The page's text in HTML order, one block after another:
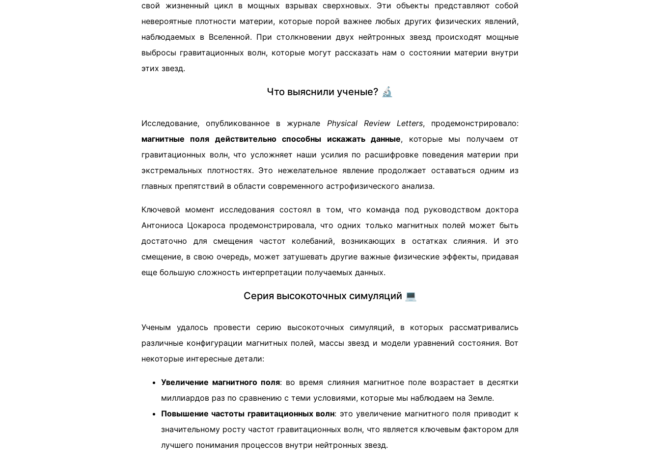
свой жизненный цикл в мощных взрывах сверхновых. Эти объекты представляют собой
невероятные плотности материи, которые порой важнее любых других физических явлений,
наблюдаемых в Вселенной. При столкновении двух нейтронных звезд происходят мощные
выбросы гравитационных волн, которые могут рассказать нам о состоянии материи внутри
этих звезд.
Что выяснили ученые? 🔬
Исследование, опубликованное в журнале Physical Review Letters, продемонстрировало:
магнитные поля действительно способны искажать данные, которые мы получаем от
гравитационных волн, что усложняет наши усилия по расшифровке поведения материи при
экстремальных плотностях. Это нежелательное явление продолжает оставаться одним из
главных препятствий в области современного астрофизического анализа.
Ключевой момент исследования состоял в том, что команда под руководством доктора
Антониоса Цокароса продемонстрировала, что одних только магнитных полей может быть
достаточно для смещения частот колебаний, возникающих в остатках слияния. И это
смещение, в свою очередь, может затушевать другие важные физические эффекты, придавая
еще большую сложность интерпретации получаемых данных.
Серия высокоточных симуляций 💻
Ученым удалось провести серию высокоточных симуляций, в которых рассматривались
различные конфигурации магнитных полей, массы звезд и модели уравнений состояния. Вот
некоторые интересные детали:
Увеличение магнитного поля: во время слияния магнитное поле возрастает в десятки
миллиардов раз по сравнению с теми условиями, которые мы наблюдаем на Земле.
Повышение частоты гравитационных волн: это увеличение магнитного поля приводит к
значительному росту частот гравитационных волн, что является ключевым фактором для
лучшего понимания процессов внутри нейтронных звезд.